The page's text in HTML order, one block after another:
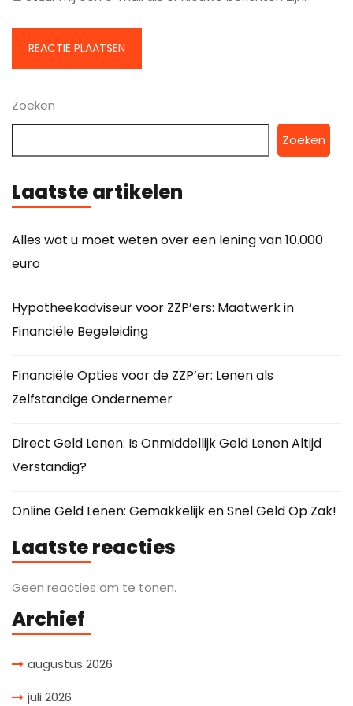
Zoeken
Zoeken
Laatste artikelen
Alles wat u moet weten over een lening van 10.000
euro
Hypotheekadviseur voor ZZP’ers: Maatwerk in
Financiële Begeleiding
Financiële Opties voor de ZZP’er: Lenen als
Zelfstandige Ondernemer
Direct Geld Lenen: Is Onmiddellijk Geld Lenen Altijd
Verstandig?
Online Geld Lenen: Gemakkelijk en Snel Geld Op Zak!
Laatste reacties
Geen reacties om te tonen.
Archief
augustus 2026
juli 2026